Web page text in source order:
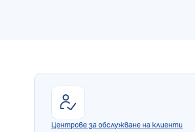
Центрове за обслужване на клиенти